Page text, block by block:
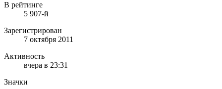
В рейтинге
5 907-й
Зарегистрирован
7 октября 2011
Активность
вчера в 23:31
Значки